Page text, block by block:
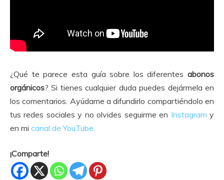
¿Qué te parece esta guía sobre los diferentes abonos
orgánicos? Si tienes cualquier duda puedes dejármela en
los comentarios. Ayúdame a difundirlo compartiéndolo en
tus redes sociales y no olvides seguirme en Instagram y
en mi canal de YouTube.
¡Comparte!